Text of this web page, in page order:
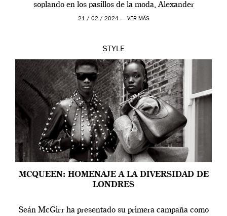
soplando en los pasillos de la moda, Alexander
McQueen se prepara para una […]
21 / 02 / 2024 — VER MÁS
STYLE
MCQUEEN: HOMENAJE A LA DIVERSIDAD DE
LONDRES
Seán McGirr ha presentado su primera campaña como